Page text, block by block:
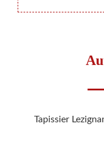
Tapissier